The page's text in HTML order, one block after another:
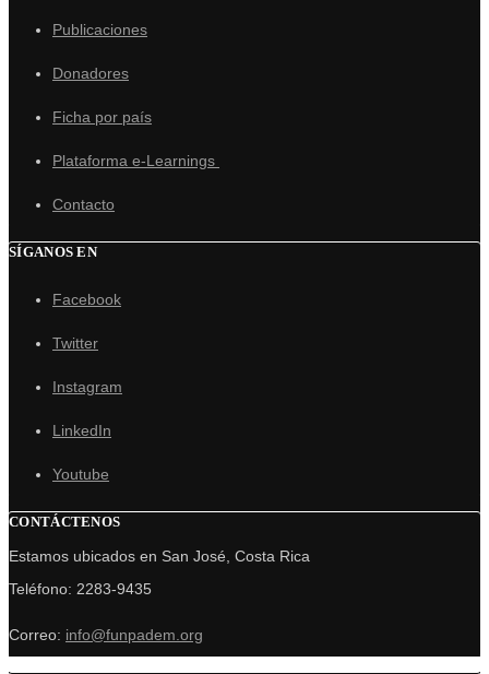
Publicaciones
Donadores
Ficha por país
Plataforma e-Learnings
Contacto
SÍGANOS EN
Facebook
Twitter
Instagram
LinkedIn
Youtube
CONTÁCTENOS
Estamos ubicados en San José, Costa Rica
Teléfono: 2283-9435
Correo: info@funpadem.org